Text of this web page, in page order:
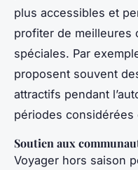
plus accessibles et
profiter de meilleures
spéciales. Par
proposent souvent
attractifs pendant
périodes considérées
Soutien aux
Voyager hors saison